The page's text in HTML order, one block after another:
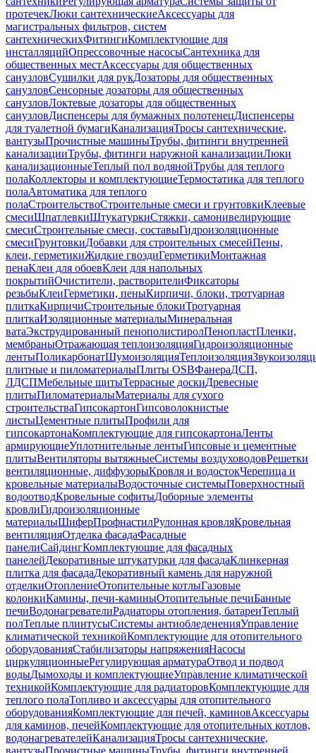
протечекЛюки сантехническиеАксессуары для
магистральных фильтров, систем
сантехническихФитингиКомплектующие для
инсталляцийОпрессовочные насосыСантехника для
общественных местАксессуары для общественных
санузловСушилки для рукДозаторы для общественных
санузловСенсорные дозаторы для общественных
санузловЛоктевые дозаторы для общественных
санузловДиспенсеры для бумажных полотенецДиспенсеры
для туалетной бумагиКанализацияТросы сантехнические,
вантузыПрочистные машиныТрубы, фитинги внутренней
канализацииТрубы, фитинги наружной канализацииЛюки
канализационныеТеплый пол водянойТрубы для теплого
полаКоллекторы и комплектующиеТермостатика для теплого
полаАвтоматика для теплого
полаСтроительствоСтроительные смеси и грунтовкиКлеевые
смесиШпатлевкиШтукатуркиСтяжки, самонивелирующие
смесиСтроительные смеси, составыГидроизоляционные
смесиГрунтовкиДобавки для строительных смесейПены,
клеи, герметикиЖидкие гвоздиГерметикиМонтажная
пенаКлеи для обоевКлеи для напольных
покрытийОчистители, растворителиФиксаторы
резьбыКлеиГерметики, пеныКирпичи, блоки, тротуарная
плиткаКирпичиСтроительные блокиТротуарная
плиткаИзоляционные материалыМинеральная
ватаЭкструдированный пенополистиролПенопластПленки,
мембраныОтражающая теплоизоляцияГидроизоляционные
лентыПоликарбонатШумоизоляцияТеплоизоляция
плитные и пиломатериалыПлиты OSBФанераДСП,
ЛДСПМебельные щитыТеррасные доскиДревесные
плитыПиломатериалыМатериалы для сухого
строительстваГипсокартонГипсоволокнистые
листыЦементные плитыПрофили для
гипсокартонаКомплектующие для гипсокартонаЛенты
армирующиеУплотнительные лентыГипсовые и цементные
плитыВентиляторы вытяжныеСистемы воздуховодовРешетки
вентиляционные, диффузорыКровля и водостокЧерепица и
кровельные материалыВодосточные системыПоверхностный
водоотводКровельные софитыДоборные элементы
кровлиГидроизоляционные
материалыШиферПрофнастилРулонная кровляКровельная
вентиляцияОтделка фасадаФасадные
панелиСайдингКомплектующие для фасадных
панелейДекоративные штукатурки для фасадаКлинкерная
плитка для фасадаДекоративный камень для наружной
отделкиОтоплениеОтопительные котлыГазовые
колонкиКамины, печи-каминыОтопительные печиБанные
печиВодонагревателиРадиаторы отопления, батареиТеплый
полТеплые плинтусыСистемы антиобледененияУправление
климатической техникойКомплектующие для отопительного
оборудованияСтабилизаторы напряженияНасосы
циркуляционныеРегулирующая арматураОтвод и подвод
водыДымоходы и комплектующиеУправление климатической
техникойКомплектующие для радиаторовКомплектующие для
теплого полаТопливо и аксессуары для отопительного
оборудованияКомплектующие для печей, каминовАксессуары
для каминов, печейКомплектующие для отопительных котлов,
водонагревателейКанализацияТросы сантехнические,
вантузыПрочистные машиныТрубы, фитинги внутренней